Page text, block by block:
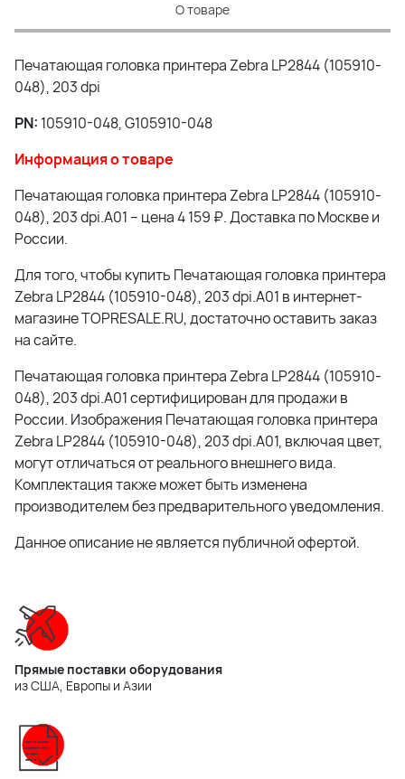
О товаре
Печатающая головка принтера Zebra LP2844 (105910-
048), 203 dpi
PN: 105910-048, G105910-048
Информация о товаре
Печатающая головка принтера Zebra LP2844 (105910-
048), 203 dpi.A01 – цена 4 159 ₽. Доставка по Москве и
России.
Для того, чтобы купить Печатающая головка принтера
Zebra LP2844 (105910-048), 203 dpi.A01 в интернет-
магазине TOPRESALE.RU, достаточно оставить заказ
на сайте.
Печатающая головка принтера Zebra LP2844 (105910-
048), 203 dpi.A01 сертифицирован для продажи в
России. Изображения Печатающая головка принтера
Zebra LP2844 (105910-048), 203 dpi.A01, включая цвет,
могут отличаться от реального внешнего вида.
Комплектация также может быть изменена
производителем без предварительного уведомления.
Данное описание не является публичной офертой.
Прямые поставки оборудования
из США, Европы и Азии